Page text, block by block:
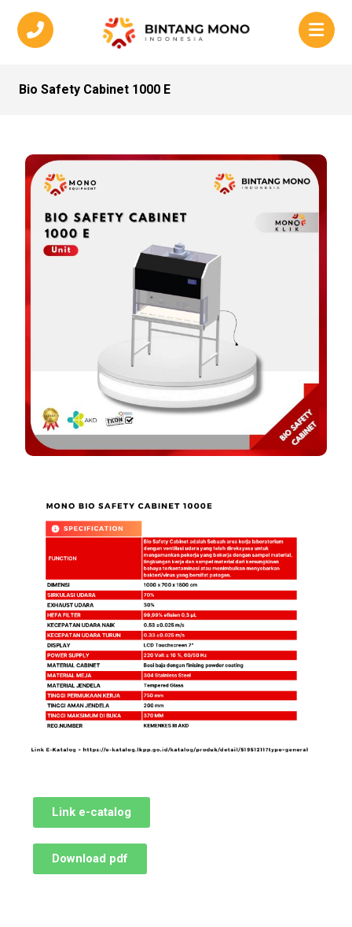
Bio Safety Cabinet 1000 E
Link e-catalog
Download pdf